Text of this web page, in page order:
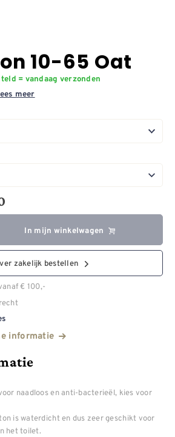
10-65 Oat
= vandaag verzonden
meer
In mijn winkelwagen
zakelijk bestellen
€ 100,-
informatie
naadloos en anti-bacterieël, kies voor
is waterdicht en dus zeer geschikt voor
het toilet.